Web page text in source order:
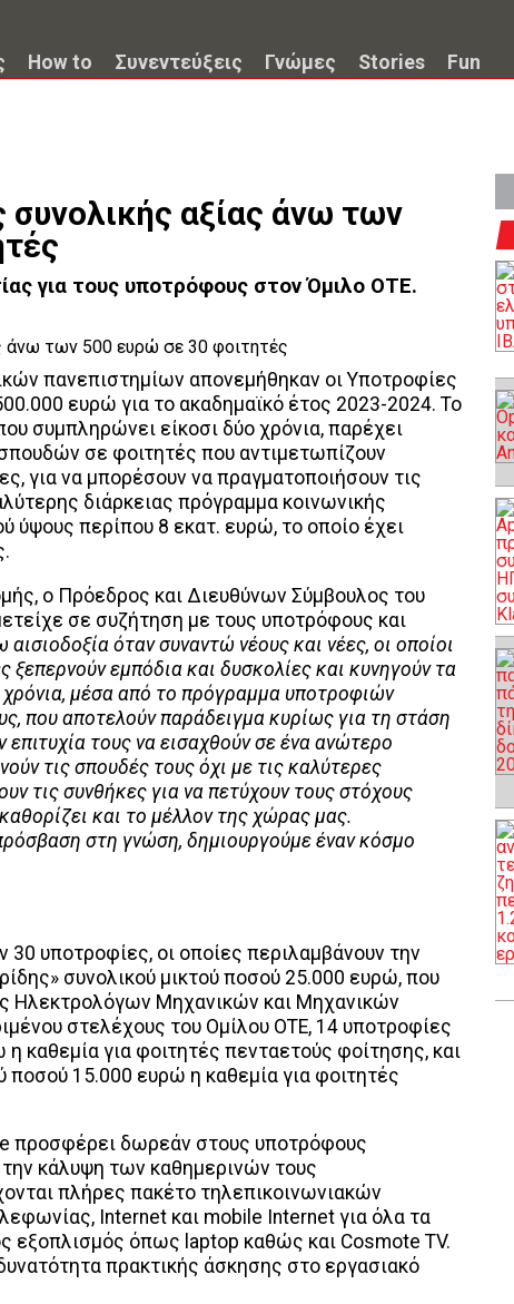
How to Συνεντεύξεις Γνώμες Stories Fun
αξίας άνω των
για τους υποτρόφους στον Όμιλο ΟΤΕ.
πανεπιστημίων απονεμήθηκαν οι Υποτροφίες
ευρώ για το ακαδημαϊκό έτος 2023-2024. Το
συμπληρώνει είκοσι δύο χρόνια, παρέχει
σε φοιτητές που αντιμετωπίζουν
για να μπορέσουν να πραγματοποιήσουν τις
διάρκειας πρόγραμμα κοινωνικής
ύψους περίπου 8 εκατ. ευρώ, το οποίο έχει
ο Πρόεδρος και Διευθύνων Σύμβουλος του
σε συζήτηση με τους υποτρόφους και
όταν συναντώ νέους και νέες, οι οποίοι
ξεπερνούν εμπόδια και δυσκολίες και κυνηγούν τα
μέσα από το πρόγραμμα υποτροφιών
που αποτελούν παράδειγμα κυρίως για τη στάση
τους να εισαχθούν σε ένα ανώτερο
τις σπουδές τους όχι με τις καλύτερες
τις συνθήκες για να πετύχουν τους στόχους
και το μέλλον της χώρας μας.
στη γνώση, δημιουργούμε έναν κόσμο
30 υποτροφίες, οι οποίες περιλαμβάνουν την
συνολικού μικτού ποσού 25.000 ευρώ, που
Ηλεκτρολόγων Μηχανικών και Μηχανικών
στελέχους του Ομίλου ΟΤΕ, 14 υποτροφίες
καθεμία για φοιτητές πενταετούς φοίτησης, και
ποσού 15.000 ευρώ η καθεμία για φοιτητές
προσφέρει δωρεάν στους υποτρόφους
κάλυψη των καθημερινών τους
πλήρες πακέτο τηλεπικοινωνιακών
Internet και mobile Internet για όλα τα
εξοπλισμός όπως laptop καθώς και Cosmote TV.
πρακτικής άσκησης στο εργασιακό